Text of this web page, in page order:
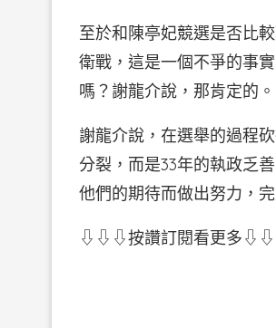
至於和陳亭妃競選是否比
衛戰，這是一個不爭的事
嗎？謝龍介說，那肯定的。
謝龍介說，在選舉的過程
分裂，而是33年的執政乏
他們的期待而做出努力，
⇩⇩⇩按讚訂閱看更多